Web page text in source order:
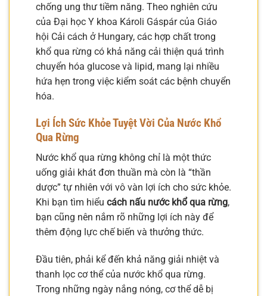
chống ung thư tiềm năng. Theo nghiên cứu
của Đại học Y khoa Károli Gáspár của Giáo
hội Cải cách ở Hungary, các hợp chất trong
khổ qua rừng có khả năng cải thiện quá trình
chuyển hóa glucose và lipid, mang lại nhiều
hứa hẹn trong việc kiểm soát các bệnh chuyển
hóa.
Lợi Ích Sức Khỏe Tuyệt Vời Của Nước Khổ
Qua Rừng
Nước khổ qua rừng không chỉ là một thức
uống giải khát đơn thuần mà còn là “thần
dược” tự nhiên với vô vàn lợi ích cho sức khỏe.
Khi bạn tìm hiểu cách nấu nước khổ qua rừng,
bạn cũng nên nắm rõ những lợi ích này để
thêm động lực chế biến và thưởng thức.
Đầu tiên, phải kể đến khả năng giải nhiệt và
thanh lọc cơ thể của nước khổ qua rừng.
Trong những ngày nắng nóng, cơ thể dễ bị